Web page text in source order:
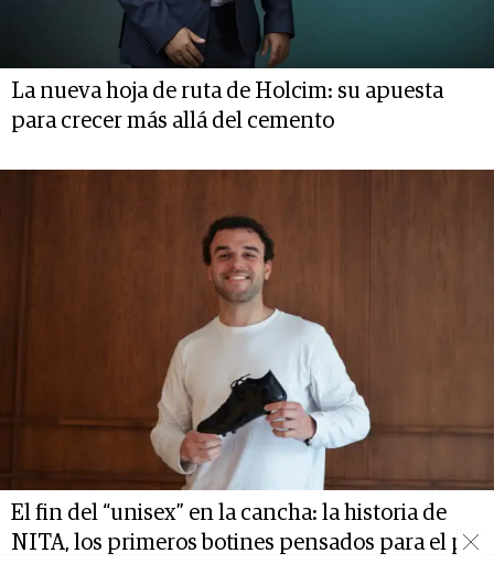
La nueva hoja de ruta de Holcim: su apuesta
para crecer más allá del cemento
El fin del “unisex” en la cancha: la historia de
NITA, los primeros botines pensados para el pie